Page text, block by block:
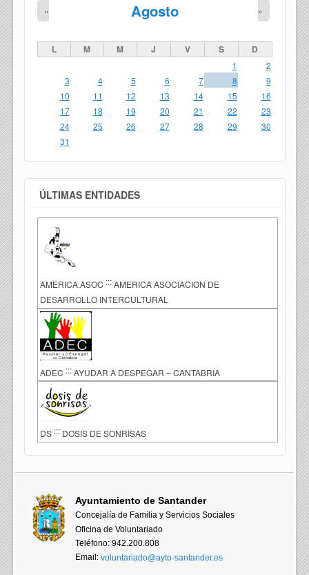
Agosto
« »
L M M J V S D
1
2
3
4 5 6 7 8
9
10
11 12 13 14 15
16
17
18 19 20 21 22
23
24
25 26 27 28 29
30
31
ÚLTIMAS ENTIDADES
AMERICA.ASOC ::: AMERICA ASOCIACION DE
DESARROLLO INTERCULTURAL
ADEC ::: AYUDAR A DESPEGAR – CANTABRIA
DS ::: DOSIS DE SONRISAS
Ayuntamiento de Santander
Concejalía de Familia y Servicios Sociales
Oficina de Voluntariado
Teléfono: 942.200.808
Email:voluntariado@ayto-santander.es